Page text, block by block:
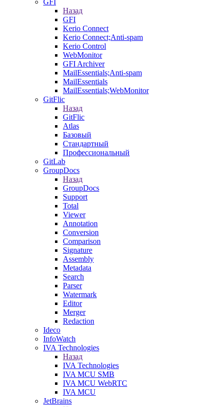
GFI
Назад
GFI
Kerio Connect
Kerio Connect;Anti-spam
Kerio Control
WebMonitor
GFI Archiver
MailEssentials;Anti-spam
MailEssentials
MailEssentials;WebMonitor
GitFlic
Назад
GitFlic
Atlas
Базовый
Стандартный
Профессиональный
GitLab
GroupDocs
Назад
GroupDocs
Support
Total
Viewer
Annotation
Conversion
Comparison
Signature
Assembly
Metadata
Search
Parser
Watermark
Editor
Merger
Redaction
Ideco
InfoWatch
IVA Technologies
Назад
IVA Technologies
IVA MCU SMB
IVA MCU WebRTC
IVA MCU
JetBrains